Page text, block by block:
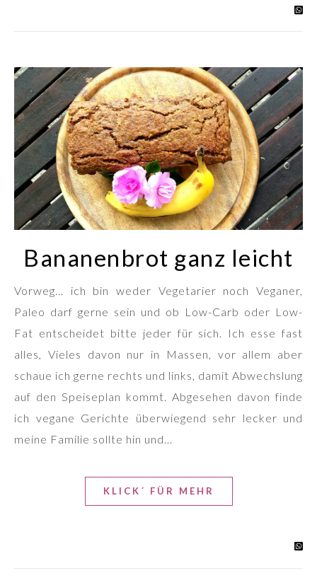
Bananenbrot ganz leicht
Vorweg… ich bin weder Vegetarier noch Veganer,
Paleo darf gerne sein und ob Low-Carb oder Low-
Fat entscheidet bitte jeder für sich. Ich esse fast
alles, Vieles davon nur in Massen, vor allem aber
schaue ich gerne rechts und links, damit Abwechslung
auf den Speiseplan kommt. Abgesehen davon finde
ich vegane Gerichte überwiegend sehr lecker und
meine Familie sollte hin und…
KLICK´ FÜR MEHR